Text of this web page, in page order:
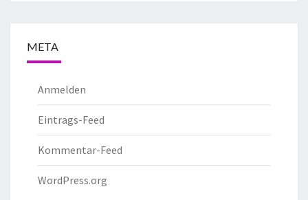
META
Anmelden
Eintrags-Feed
Kommentar-Feed
WordPress.org